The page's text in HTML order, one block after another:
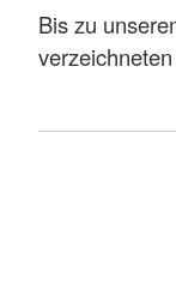
Bis zu